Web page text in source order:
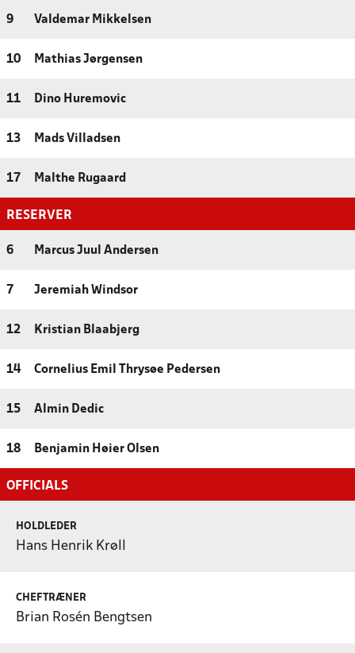
9 Valdemar Mikkelsen
10 Mathias Jørgensen
11 Dino Huremovic
13 Mads Villadsen
17 Malthe Rugaard
RESERVER
6 Marcus Juul Andersen
7 Jeremiah Windsor
12 Kristian Blaabjerg
14 Cornelius Emil Thrysøe Pedersen
15 Almin Dedic
18 Benjamin Høier Olsen
OFFICIALS
HOLDLEDER
Hans Henrik Krøll
CHEFTRÆNER
Brian Rosén Bengtsen